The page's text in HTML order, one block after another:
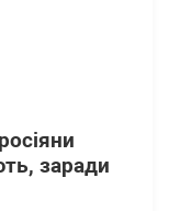
заради